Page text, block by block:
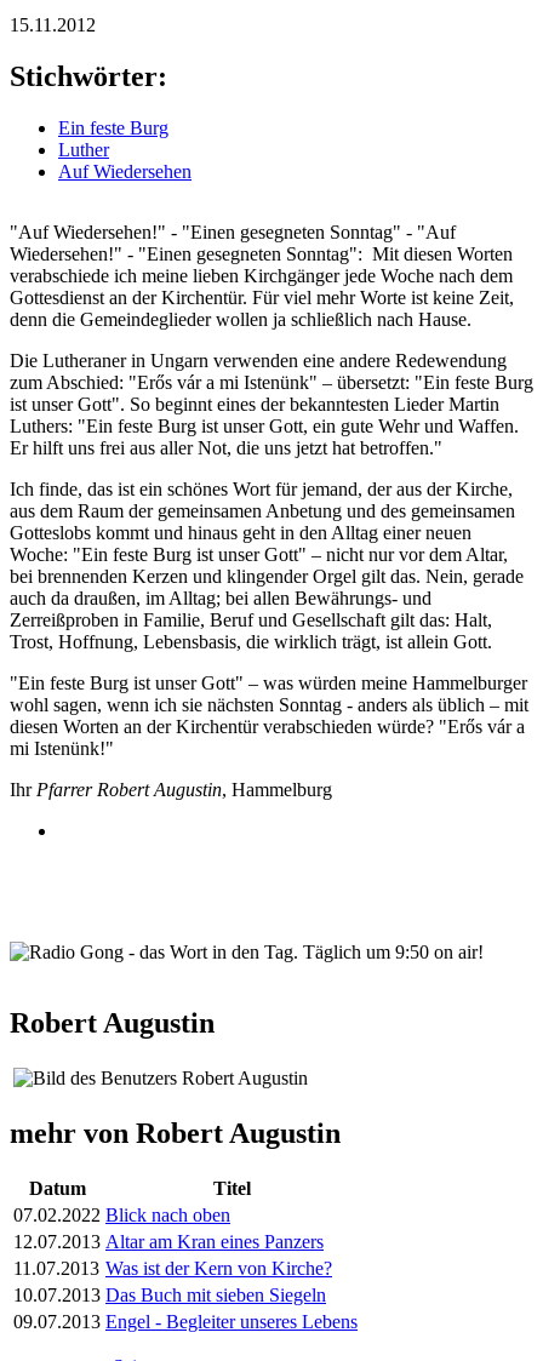
15.11.2012
Stichwörter:
Ein feste Burg
Luther
Auf Wiedersehen
"Auf Wiedersehen!" - "Einen gesegneten Sonntag" - "Auf
Wiedersehen!" - "Einen gesegneten Sonntag": Mit diesen Worten
verabschiede ich meine lieben Kirchgänger jede Woche nach dem
Gottesdienst an der Kirchentür. Für viel mehr Worte ist keine Zeit,
denn die Gemeindeglieder wollen ja schließlich nach Hause.
Die Lutheraner in Ungarn verwenden eine andere Redewendung
zum Abschied: "Erős vár a mi Istenünk" – übersetzt: "Ein feste Burg
ist unser Gott". So beginnt eines der bekanntesten Lieder Martin
Luthers: "Ein feste Burg ist unser Gott, ein gute Wehr und Waffen.
Er hilft uns frei aus aller Not, die uns jetzt hat betroffen."
Ich finde, das ist ein schönes Wort für jemand, der aus der Kirche,
aus dem Raum der gemeinsamen Anbetung und des gemeinsamen
Gotteslobs kommt und hinaus geht in den Alltag einer neuen
Woche: "Ein feste Burg ist unser Gott" – nicht nur vor dem Altar,
bei brennenden Kerzen und klingender Orgel gilt das. Nein, gerade
auch da draußen, im Alltag; bei allen Bewährungs- und
Zerreißproben in Familie, Beruf und Gesellschaft gilt das: Halt,
Trost, Hoffnung, Lebensbasis, die wirklich trägt, ist allein Gott.
"Ein feste Burg ist unser Gott" – was würden meine Hammelburger
wohl sagen, wenn ich sie nächsten Sonntag - anders als üblich – mit
diesen Worten an der Kirchentür verabschieden würde? "Erős vár a
mi Istenünk!"
Ihr Pfarrer Robert Augustin, Hammelburg
Robert Augustin
mehr von Robert Augustin
Datum
Titel
07.02.2022 Blick nach oben
12.07.2013 Altar am Kran eines Panzers
11.07.2013 Was ist der Kern von Kirche?
10.07.2013 Das Buch mit sieben Siegeln
09.07.2013 Engel - Begleiter unseres Lebens